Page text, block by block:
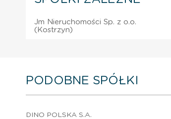
Jm Nieruchomości Sp. z o.o.
(Kostrzyn)
PODOBNE SPÓŁKI
DINO POLSKA S.A.